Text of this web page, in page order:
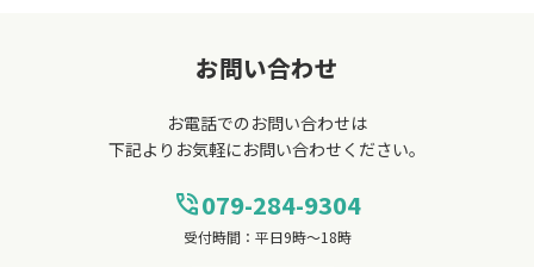
お問い合わせ
お電話でのお問い合わせは
下記よりお気軽にお問い合わせください。
phone_in_talk079-284-9304
受付時間：平日9時～18時